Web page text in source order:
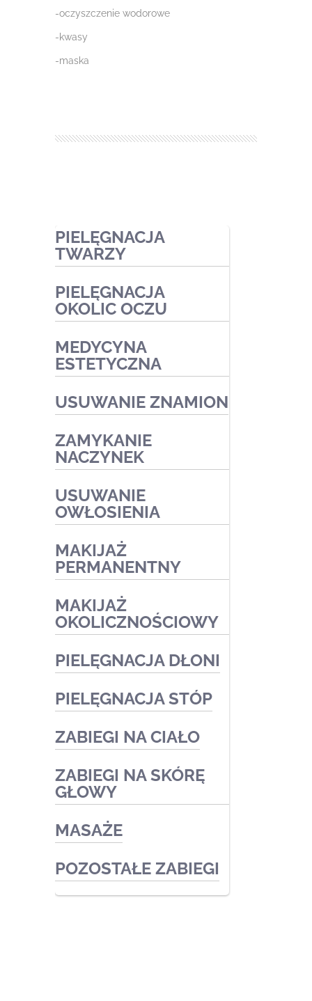
-oczyszczenie wodorowe
-kwasy
-maska
PIELĘGNACJA
TWARZY
Zabiegi ekspresowe
Zabiegi pielęgnacyjne
Zabiegi oczyszczające
Zabiegi przeciwtrądzikowe2
Zabiegi na naczynka i trądzik
różowaty
Zabiegi złuszczające na
kwasach
przebarwienia
Zabiegi medyczne
PIELĘGNACJA
OKOLIC OCZU
Zabiegi kosmetyczne
Zabiegi medyczne
MEDYCYNA
ESTETYCZNA
USUWANIE ZNAMION
ZAMYKANIE
NACZYNEK
USUWANIE
OWŁOSIENIA
MAKIJAŻ
PERMANENTNY
MAKIJAŻ
OKOLICZNOŚCIOWY
PIELĘGNACJA DŁONI
Zabiegi medyczne
PIELĘGNACJA STÓP
Podologia
ZABIEGI NA CIAŁO
Zabiegi kosmetyczne
Zabiegi medyczne
ZABIEGI NA SKÓRĘ
GŁOWY
MASAŻE
POZOSTAŁE ZABIEGI